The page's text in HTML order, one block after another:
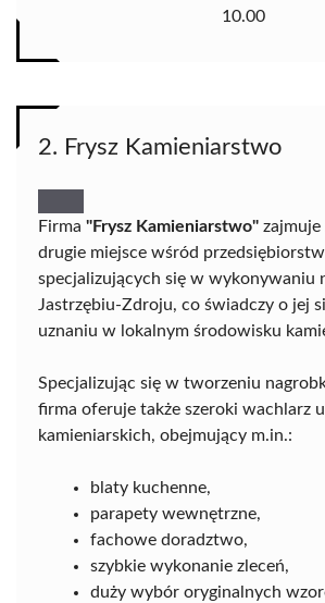
10.00
2. Frysz Kamieniarstwo
Firma "Frysz Kamieniarstwo" zajmuje
drugie miejsce wśród przedsiębiorstw
specjalizujących się w wykonywaniu
Jastrzębiu-Zdroju, co świadczy o jej
uznaniu w lokalnym środowisku
Specjalizując się w tworzeniu
firma oferuje także szeroki wachlarz
kamieniarskich, obejmujący m.in.:
blaty kuchenne,
parapety wewnętrzne,
fachowe doradztwo,
szybkie wykonanie zleceń,
duży wybór oryginalnych